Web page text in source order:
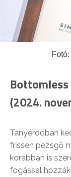
Bottomless
(2024.
Tányérodban
frissen pezsgő
korábban is
fogással